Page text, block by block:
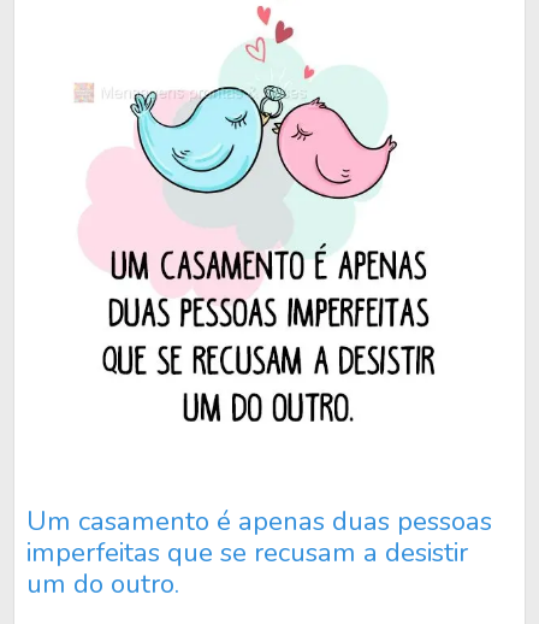
Um casamento é apenas duas pessoas
imperfeitas que se recusam a desistir
um do outro.